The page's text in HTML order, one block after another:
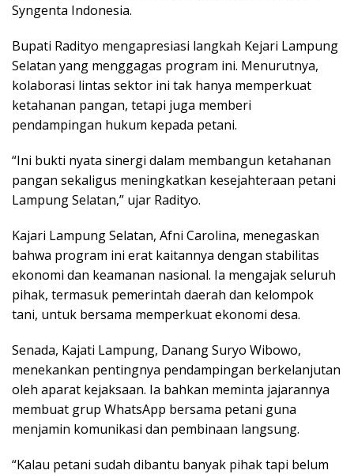
Syngenta Indonesia.
Bupati Radityo mengapresiasi langkah Kejari Lampung
Selatan yang menggagas program ini. Menurutnya,
kolaborasi lintas sektor ini tak hanya memperkuat
ketahanan pangan, tetapi juga memberi
pendampingan hukum kepada petani.
“Ini bukti nyata sinergi dalam membangun ketahanan
pangan sekaligus meningkatkan kesejahteraan petani
Lampung Selatan,” ujar Radityo.
Kajari Lampung Selatan, Afni Carolina, menegaskan
bahwa program ini erat kaitannya dengan stabilitas
ekonomi dan keamanan nasional. Ia mengajak seluruh
pihak, termasuk pemerintah daerah dan kelompok
tani, untuk bersama memperkuat ekonomi desa.
Senada, Kajati Lampung, Danang Suryo Wibowo,
menekankan pentingnya pendampingan berkelanjutan
oleh aparat kejaksaan. Ia bahkan meminta jajarannya
membuat grup WhatsApp bersama petani guna
menjamin komunikasi dan pembinaan langsung.
“Kalau petani sudah dibantu banyak pihak tapi belum